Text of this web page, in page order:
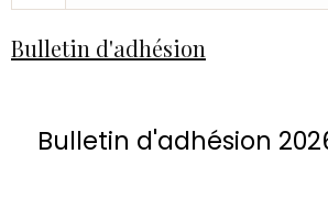
Bulletin d'adhésion
Bulletin d'adhésion